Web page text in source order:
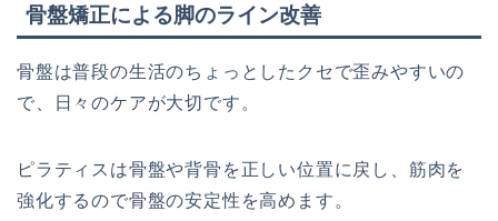
骨盤矯正による脚のライン改善
骨盤は普段の生活のちょっとしたクセで歪みやすいの
で、日々のケアが大切です。
ピラティスは骨盤や背骨を正しい位置に戻し、筋肉を
強化するので骨盤の安定性を高めます。